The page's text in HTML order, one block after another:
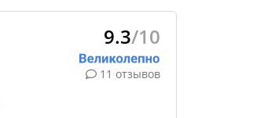
9.3/10
11 отзывов